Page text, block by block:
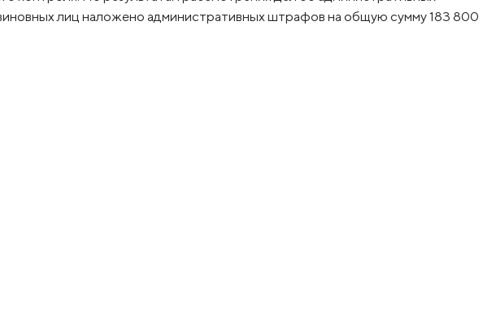
лиц наложено административных штрафов на общую сумму 183 800